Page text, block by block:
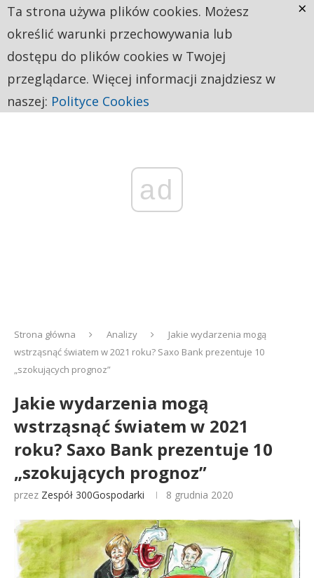
ad
Strona główna Analizy
Jakie wydarzenia mogą
wstrząsnąć światem w 2021 roku? Saxo Bank prezentuje 10
„szokujących prognoz”
Jakie wydarzenia mogą
wstrząsnąć światem w 2021
roku? Saxo Bank prezentuje 10
„szokujących prognoz”
przez Zespół 300Gospodarki 8 grudnia 2020
Ta strona używa plików cookies. Możesz
określić warunki przechowywania lub
dostępu do plików cookies w Twojej
przeglądarce. Więcej informacji znajdziesz w
naszej: Polityce Cookies
×